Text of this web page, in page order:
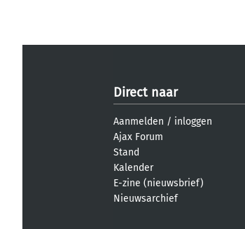
Direct naar
Aanmelden / inloggen
Ajax Forum
Stand
Kalender
E-zine (nieuwsbrief)
Nieuwsarchief